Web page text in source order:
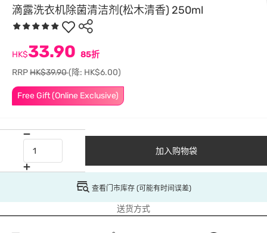
滴露洗衣机除菌清洁剂(松木清香) 250ml
Free Gift (Online Exclusive)
HK$33.90 85折
RRPHK$39.90(降: HK$6.00)
加入购物袋
查看门市库存 (可能有时间误差)
送货方式